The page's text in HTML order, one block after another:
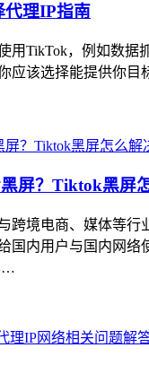
理IP指南
用TikTok，例如数据
应该选择能提供你目
屏？Tiktok黑屏
跨境电商、媒体等行
国内用户与国内网
…